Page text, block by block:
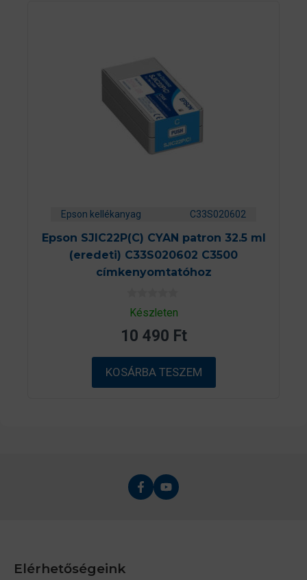
Epson kellékanyag C33S020602
Epson SJIC22P(C) CYAN patron 32.5 ml
(eredeti) C33S020602 C3500
címkenyomtatóhoz
0
a
b
ő
l
Készleten
10 490 Ft
KOSÁRBA TESZEM
Elérhetőségeink